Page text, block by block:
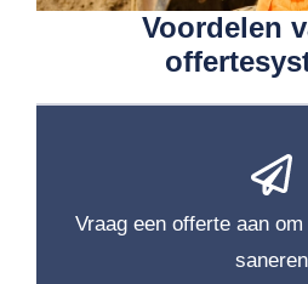
Voordelen
Vraag een offerte aan
saneren